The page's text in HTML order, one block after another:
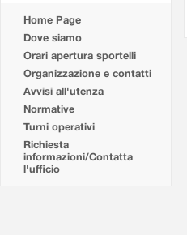
Home Page
Dove siamo
Orari apertura sportelli
Organizzazione e contatti
Avvisi all'utenza
Normative
Turni operativi
Richiesta
informazioni/Contatta
l'ufficio